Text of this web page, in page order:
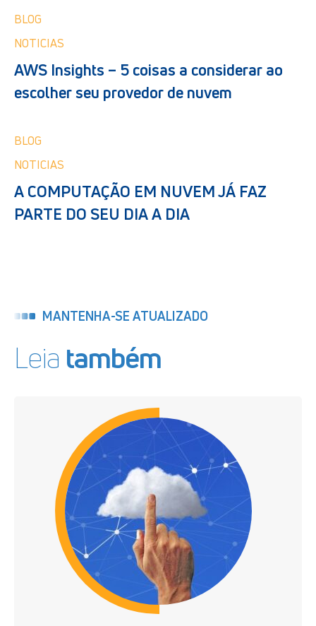
BLOG
NOTICIAS
AWS Insights – 5 coisas a considerar ao
escolher seu provedor de nuvem
BLOG
NOTICIAS
A COMPUTAÇÃO EM NUVEM JÁ FAZ
PARTE DO SEU DIA A DIA
MANTENHA-SE ATUALIZADO
Leia também